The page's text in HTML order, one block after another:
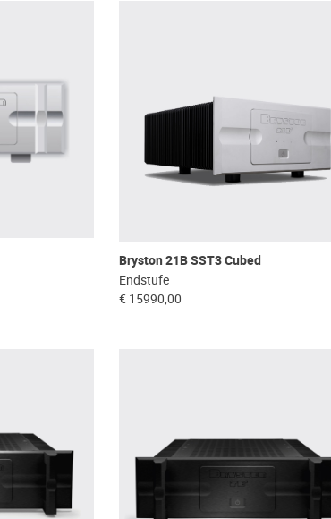
Bryston 21B SST3 Cubed
Endstufe
€ 15990,00